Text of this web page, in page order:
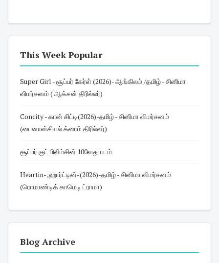
This Week Popular
Super Girl - சூப்பர் கேர்ள் (2026)- ஆங்கிலம் /தமிழ் - சினிமா
விமர்சனம் ( ஆக்சன் திரில்லர்)
Concity - கான் சிட்டி(2026)-தமிழ் - சினிமா விமர்சனம்
(பைனான்சியல் க்ரைம் திரில்லர்)
சூப்பர் குட் பிலிம்சின் 100வது படம்
Heartin- ,ஹார்ட்டின்-(2026)-தமிழ் - சினிமா விமர்சனம்
(ரொமாண்டிக் காமெடி ட்ராமா)
Blog Archive